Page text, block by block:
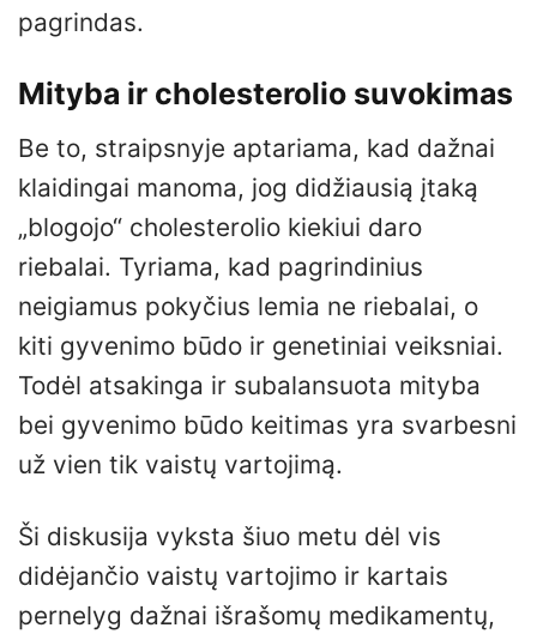
pagrindas.
Mityba ir cholesterolio suvokimas
Be to, straipsnyje aptariama, kad dažnai
klaidingai manoma, jog didžiausią įtaką
„blogojo“ cholesterolio kiekiui daro
riebalai. Tyriama, kad pagrindinius
neigiamus pokyčius lemia ne riebalai, o
kiti gyvenimo būdo ir genetiniai veiksniai.
Todėl atsakinga ir subalansuota mityba
bei gyvenimo būdo keitimas yra svarbesni
už vien tik vaistų vartojimą.
Ši diskusija vyksta šiuo metu dėl vis
didėjančio vaistų vartojimo ir kartais
pernelyg dažnai išrašomų medikamentų,